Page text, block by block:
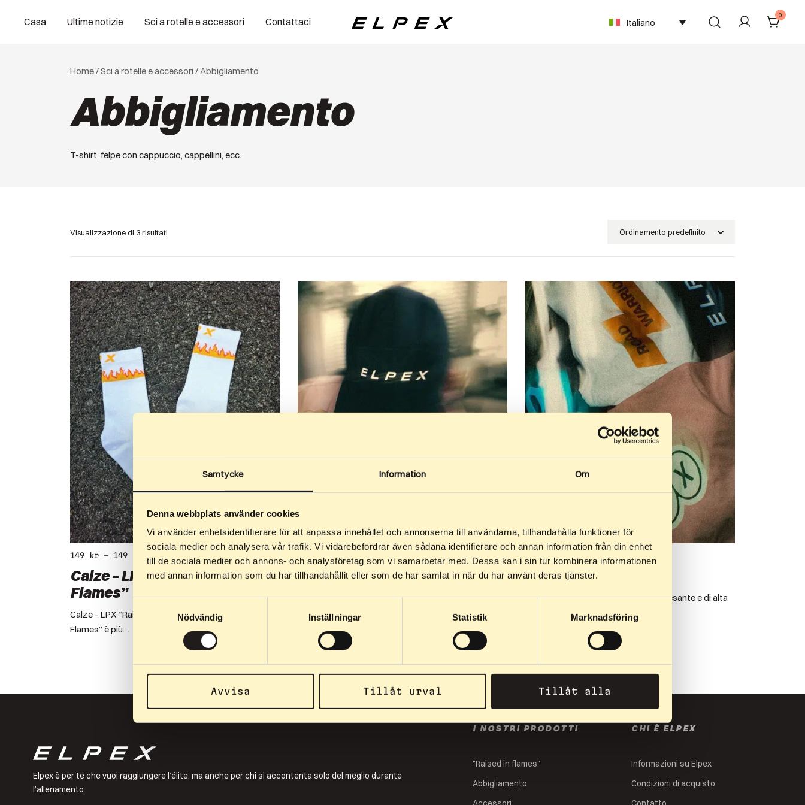
Samtycke Information Om
Denna webbplats använder cookies
Vi använder enhetsidentifierare för att anpassa innehållet och annonserna till användarna, tillhandahålla funktioner för
sociala medier och analysera vår trafik. Vi vidarebefordrar även sådana identifierare och annan information från din enhet
till de sociala medier och annons- och analysföretag som vi samarbetar med. Dessa kan i sin tur kombinera informationen
med annan information som du har tillhandahållit eller som de har samlat in när du har använt deras tjänster.
Nödvändig
Inställningar Statistik Marknadsföring
Avvisa Tillåt urval Tillåt alla
Casa Ultime notizie Sci a rotelle e accessori Contattaci Italiano
0
Home/Sci a rotelle e accessori / Abbigliamento
Abbigliamento
T-shirt, felpe con cappuccio, cappellini, ecc.
Visualizzazione di 3 risultati
149 kr – 149
Calze – LPX “Raised in
Flames”
Calze – LPX “Raised in Flames” LPX “Raised in
Flames” è più…
Cappellino
Cappellino modello trucker con stampa Elpex. Fibbia
regolabile sul retro.
T-shirt
T-shirt unisex dal taglio ampio. Più pesante e di alta
qualità, realizzata…
Elpex è per te che vuoi raggiungere l’élite, ma anche per chi si accontenta solo del meglio durante
l’allenamento.
I NOSTRI PRODOTTI
"Raised in flames"
Abbigliamento
Accessori
CHI È ELPEX
Informazioni su Elpex
Condizioni di acquisto
Contatto